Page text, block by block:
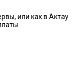
или как в Актау